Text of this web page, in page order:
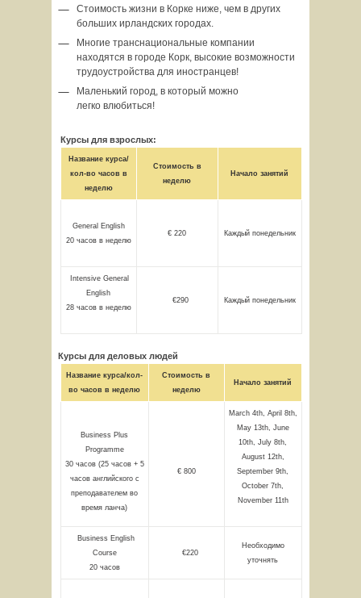
Стоимость жизни в Корке ниже, чем в других
больших ирландских городах.
Многие транснациональные компании
находятся в городе Корк, высокие возможности
трудоустройства для иностранцев!
Маленький город, в который можно
легко влюбиться!
Курсы для взрослых:
Название курса/
кол-во часов в
неделю
Стоимость в
неделю
Начало занятий
General English
20 часов в неделю
€ 220 Каждый понедельник
Intensive General
English
28 часов в неделю
€290 Каждый понедельник
Курсы для деловых людей
Название курса/кол-
во часов в неделю
Стоимость в
неделю
Начало занятий
Business Plus
Programme
30 часов (25 часов + 5
часов английского с
преподавателем во
время ланча)
€ 800
March 4th, April 8th,
May 13th, June
10th, July 8th,
August 12th,
September 9th,
October 7th,
November 11th
Business English
Course
20 часов
€220
Необходимо
уточнять